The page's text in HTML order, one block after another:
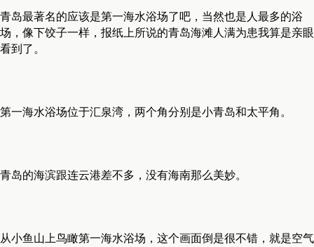
青岛最著名的应该是第一海水浴场了吧，当然也是人最多的浴
场，像下饺子一样，报纸上所说的青岛海滩人满为患我算是亲眼
看到了。
第一海水浴场位于汇泉湾，两个角分别是小青岛和太平角。
青岛的海滨跟连云港差不多，没有海南那么美妙。
从小鱼山上鸟瞰第一海水浴场，这个画面倒是很不错，就是空气